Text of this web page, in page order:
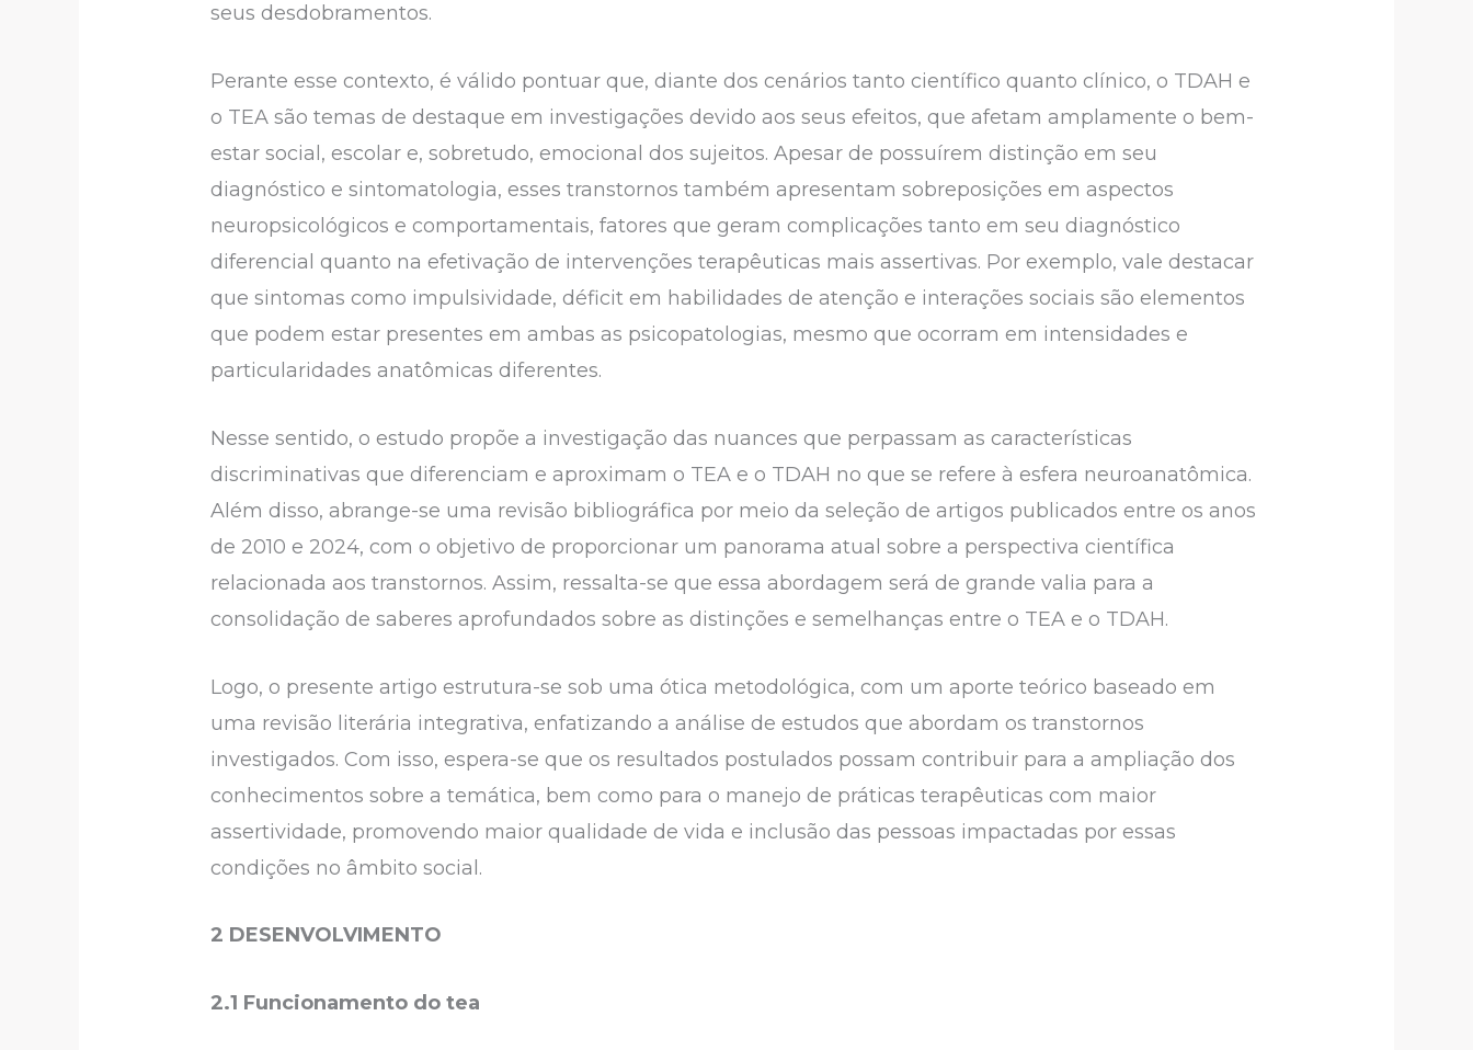
seus desdobramentos.
Perante esse contexto, é válido pontuar que, diante dos cenários tanto científico quanto clínico, o TDAH e
o TEA são temas de destaque em investigações devido aos seus efeitos, que afetam amplamente o bem-
estar social, escolar e, sobretudo, emocional dos sujeitos. Apesar de possuírem distinção em seu
diagnóstico e sintomatologia, esses transtornos também apresentam sobreposições em aspectos
neuropsicológicos e comportamentais, fatores que geram complicações tanto em seu diagnóstico
diferencial quanto na efetivação de intervenções terapêuticas mais assertivas. Por exemplo, vale destacar
que sintomas como impulsividade, déficit em habilidades de atenção e interações sociais são elementos
que podem estar presentes em ambas as psicopatologias, mesmo que ocorram em intensidades e
particularidades anatômicas diferentes.
Nesse sentido, o estudo propõe a investigação das nuances que perpassam as características
discriminativas que diferenciam e aproximam o TEA e o TDAH no que se refere à esfera neuroanatômica.
Além disso, abrange-se uma revisão bibliográfica por meio da seleção de artigos publicados entre os anos
de 2010 e 2024, com o objetivo de proporcionar um panorama atual sobre a perspectiva científica
relacionada aos transtornos. Assim, ressalta-se que essa abordagem será de grande valia para a
consolidação de saberes aprofundados sobre as distinções e semelhanças entre o TEA e o TDAH.
Logo, o presente artigo estrutura-se sob uma ótica metodológica, com um aporte teórico baseado em
uma revisão literária integrativa, enfatizando a análise de estudos que abordam os transtornos
investigados. Com isso, espera-se que os resultados postulados possam contribuir para a ampliação dos
conhecimentos sobre a temática, bem como para o manejo de práticas terapêuticas com maior
assertividade, promovendo maior qualidade de vida e inclusão das pessoas impactadas por essas
condições no âmbito social.
2 DESENVOLVIMENTO
2.1 Funcionamento do tea